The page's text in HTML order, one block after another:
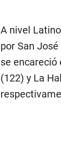
A nivel
por San
se encareció
(122) y La